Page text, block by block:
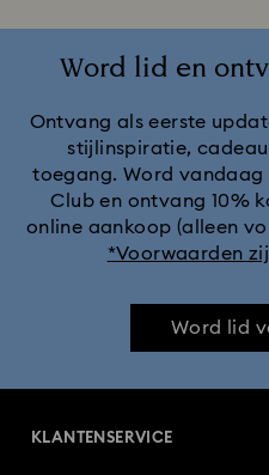
Word lid en
Ontvang als eerste
stijlinspiratie,
toegang. Word vandaag
Club en ontvang 10%
online aankoop (alleen
*Voorwaarden
Word lid
KLANTENSERVICE